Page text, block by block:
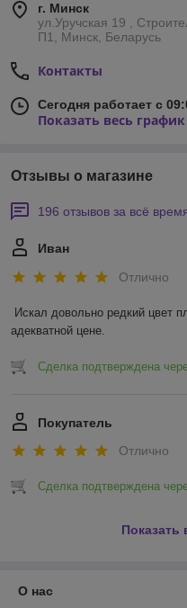
г. Минск
ул.Уручская 19 ,
П1, Минск, Беларусь
Контакты
Сегодня работает с
Показать весь
Отзывы о магазине
196 отзывов за всё
Иван
Отлично
Искал довольно редкий цвет
адекватной цене.
Сделка подтверждена
Покупатель
Отлично
Сделка подтверждена
Показать
О нас